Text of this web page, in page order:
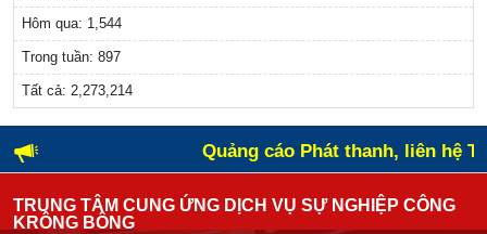
Hôm qua: 1,544
Trong tuần: 897
Tất cả: 2,273,214
Quảng cáo Phát thanh, liên hệ
TRUNG TÂM CUNG ỨNG DỊCH VỤ SỰ NGHIỆP CÔNG
KRÔNG BÔNG